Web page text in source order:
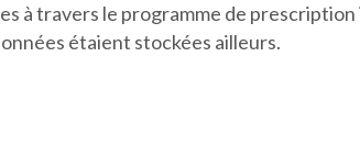
à travers le programme de
étaient stockées ailleurs.